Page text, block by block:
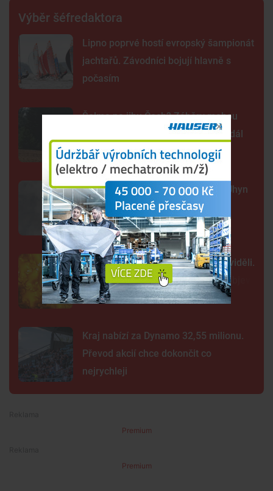
Výběr šéfredaktora
Lipno poprvé hostí evropský šampionát
jachtařů. Závodníci bojují hlavně s
počasím
Šelma na jihu Čech? Záběry mohou
zachycovat kočku, policie hlášení dál
prověřuje
Sto mrtvých ryb v centru Budějc. Úhyn
mohl způsobit déšť a nedostatek
kyslíku
Tak detailně jsme Slunce ještě neviděli.
Nové snímky přinesly průlomový objev
Kraj nabízí za Dynamo 32,55 milionu.
Převod akcií chce dokončit co
nejrychleji
Premium
Premium